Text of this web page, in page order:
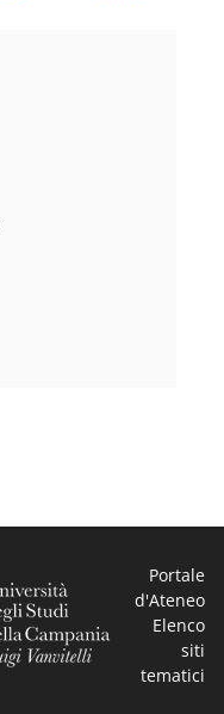
Portale
d'Ateneo
Elenco
siti
tematici